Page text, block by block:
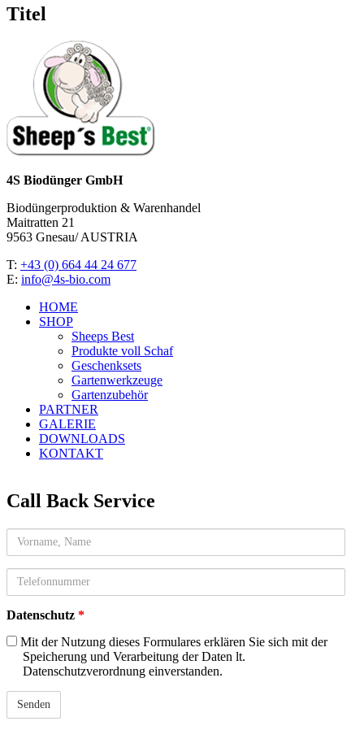
view
Titel
4S Biodünger GmbH
Biodüngerproduktion & Warenhandel
Maitratten 21
9563 Gnesau/ AUSTRIA
T: +43 (0) 664 44 24 677
E: info@4s-bio.com
HOME
SHOP
Sheeps Best
Produkte voll Schaf
Geschenksets
Gartenwerkzeuge
Gartenzubehör
PARTNER
GALERIE
DOWNLOADS
KONTAKT
Call Back Service
Name
telefon
Datenschutz *
Mit der Nutzung dieses Formulares erklären Sie sich mit der
Speicherung und Verarbeitung der Daten lt.
Datenschutzverordnung einverstanden.